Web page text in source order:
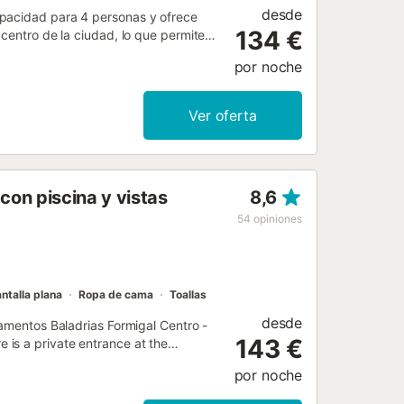
para 4 personas y ofrece
de la ciudad, lo que permite
frigorífico y cafetera, mientras que
y cuenta con accesibilidad
edificio dispone de aparcamiento
km. Un mostrador de información
desde
134 €
por noche
Ver oferta
piscina y vistas 8,6
54 opiniones
plana Ropa de cama Toallas
Baladrias Formigal Centro -
is a private entrance at the
desde
143 €
por noche